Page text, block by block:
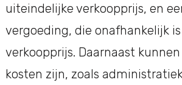
uiteindelijke verkoopprijs, en
vergoeding, die onafhankelijk
verkoopprijs. Daarnaast
kosten zijn, zoals